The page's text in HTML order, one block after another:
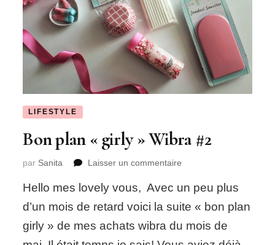
LIFESTYLE
Bon plan « girly » Wibra #2
par Sanita Laisser un commentaire
plan
« girly »
Wibra
#2
Hello mes lovely vous, Avec un peu plus
d’un mois de retard voici la suite « bon plan
girly » de mes achats wibra du mois de